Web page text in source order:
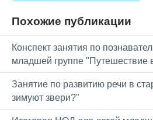
Похожие публикации
Конспект занятия по
младшей группе "Путешествие
Занятие по развитию речи в
зимуют звери?"